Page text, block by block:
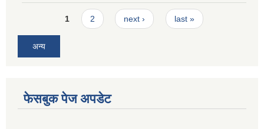
Pages1 2 next › last »
अन्य
फेसबुक पेज अपडेट